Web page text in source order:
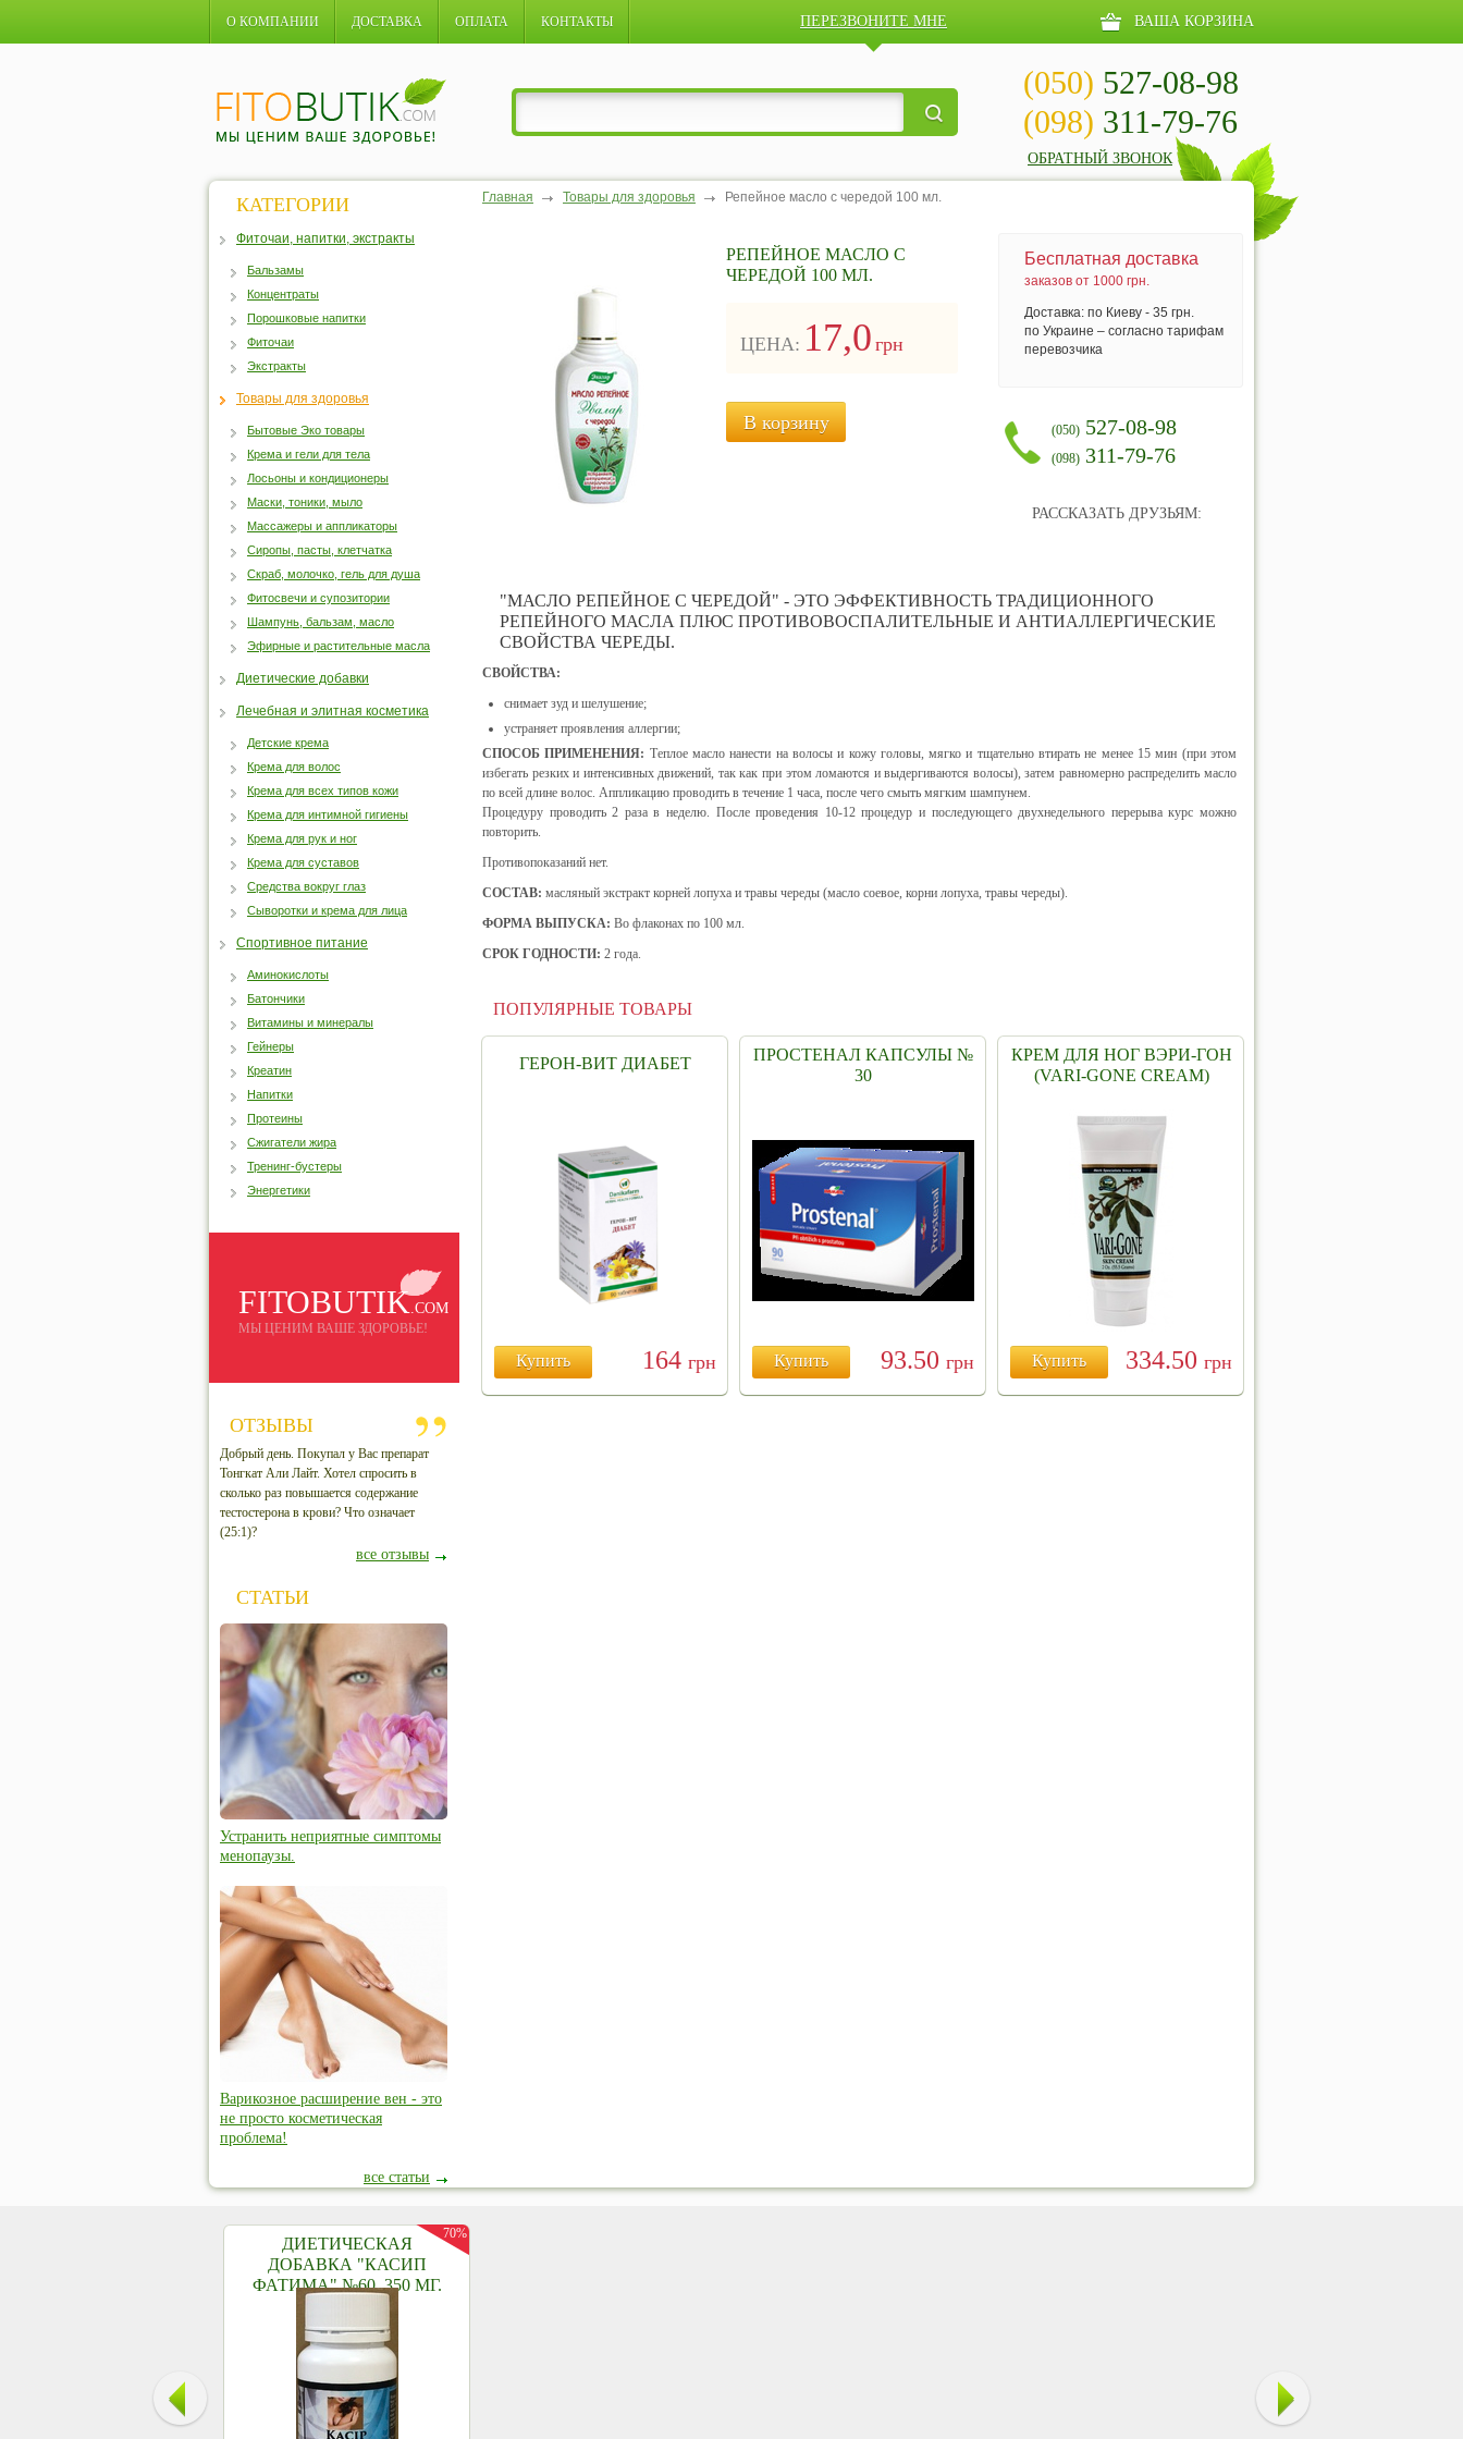
О КОМПАНИИ ДОСТАВКА ОПЛАТА КОНТАКТЫ ПЕРЕЗВОНИТЕ МНЕ ВАША КОРЗИНА
(050) 527-08-98
(098) 311-79-76
ОБРАТНЫЙ ЗВОНОК
Главная Товары для здоровья Репейное масло с чередой 100 мл.
РЕПЕЙНОЕ МАСЛО С
ЧЕРЕДОЙ 100 МЛ.
ЦЕНА: 17,0 грн
В корзину
Бесплатная доставка
заказов от 1000 грн.
Доставка: по Киеву - 35 грн.
по Украине – согласно тарифам
перевозчика
(050) 527-08-98
(098) 311-79-76
РАССКАЗАТЬ ДРУЗЬЯМ:
"МАСЛО РЕПЕЙНОЕ С ЧЕРЕДОЙ" - ЭТО ЭФФЕКТИВНОСТЬ ТРАДИЦИОННОГО
РЕПЕЙНОГО МАСЛА ПЛЮС ПРОТИВОВОСПАЛИТЕЛЬНЫЕ И АНТИАЛЛЕРГИЧЕСКИЕ
СВОЙСТВА ЧЕРЕДЫ.
СВОЙСТВА:
снимает зуд и шелушение;
устраняет проявления аллергии;
СПОСОБ ПРИМЕНЕНИЯ: Теплое масло нанести на волосы и кожу головы, мягко и тщательно втирать не менее 15 мин (при этом
избегать резких и интенсивных движений, так как при этом ломаются и выдергиваются волосы), затем равномерно распределить масло
по всей длине волос. Аппликацию проводить в течение 1 часа, после чего смыть мягким шампунем.
Процедуру проводить 2 раза в неделю. После проведения 10-12 процедур и последующего двухнедельного перерыва курс можно
повторить.
Противопоказаний нет.
СОСТАВ: масляный экстракт корней лопуха и травы череды (масло соевое, корни лопуха, травы череды).
ФОРМА ВЫПУСКА: Во флаконах по 100 мл.
СРОК ГОДНОСТИ: 2 года.
ПОПУЛЯРНЫЕ ТОВАРЫ
ГЕРОН-ВИТ ДИАБЕТ
Купить 164 грн
ПРОСТЕНАЛ КАПСУЛЫ №
30
Купить 93.50 грн
КРЕМ ДЛЯ НОГ ВЭРИ-ГОН
(VARI-GONE CREAM)
Купить 334.50 грн
КАТЕГОРИИ
Фиточаи, напитки, экстракты
Бальзамы
Концентраты
Порошковые напитки
Фиточаи
Экстракты
Товары для здоровья
Бытовые Эко товары
Крема и гели для тела
Лосьоны и кондиционеры
Маски, тоники, мыло
Массажеры и аппликаторы
Сиропы, пасты, клетчатка
Скраб, молочко, гель для душа
Фитосвечи и супозитории
Шампунь, бальзам, масло
Эфирные и растительные масла
Диетические добавки
Лечебная и элитная косметика
Детские крема
Крема для волос
Крема для всех типов кожи
Крема для интимной гигиены
Крема для рук и ног
Крема для суставов
Средства вокруг глаз
Сыворотки и крема для лица
Спортивное питание
Аминокислоты
Батончики
Витамины и минералы
Гейнеры
Креатин
Напитки
Протеины
Сжигатели жира
Тренинг-бустеры
Энергетики
FITOBUTIK.COM
МЫ ЦЕНИМ ВАШЕ ЗДОРОВЬЕ!
ОТЗЫВЫ
Добрый день. Покупал у Вас препарат
Тонгкат Али Лайт. Хотел спросить в
сколько раз повышается содержание
тестостерона в крови? Что означает
(25:1)?
все отзывы
СТАТЬИ
Устранить неприятные симптомы
менопаузы.
Варикозное расширение вен - это
не просто косметическая
проблема!
все статьи
ДИЕТИЧЕСКАЯ
ДОБАВКА "КАСИП
ФАТИМА" №60, 350 МГ.
70%